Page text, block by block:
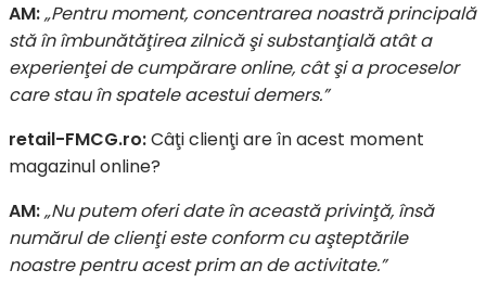
AM:„Pentru moment, concentrarea noastră principală
stă în îmbunătăţirea zilnică şi substanţială atât a
experienţei de cumpărare online, cât şi a proceselor
care stau în spatele acestui demers.”
retail-FMCG.ro:Câţi clienţi are în acest moment
magazinul online?
AM:„Nu putem oferi date în această privinţă, însă
numărul de clienţi este conform cu aşteptările
noastre pentru acest prim an de activitate.”